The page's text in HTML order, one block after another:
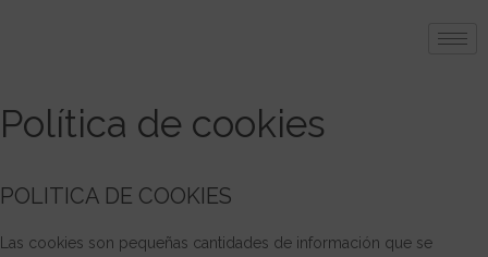
Política de cookies
POLITICA DE COOKIES
Las cookies son pequeñas cantidades de información que se